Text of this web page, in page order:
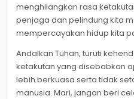
menghilangkan rasa
penjaga dan pelindung kita
mempercayakan hidup kita
Andalkan Tuhan, turuti
ketakutan yang disebabkan
lebih berkuasa serta tidak
manusia. Mari, jangan beri